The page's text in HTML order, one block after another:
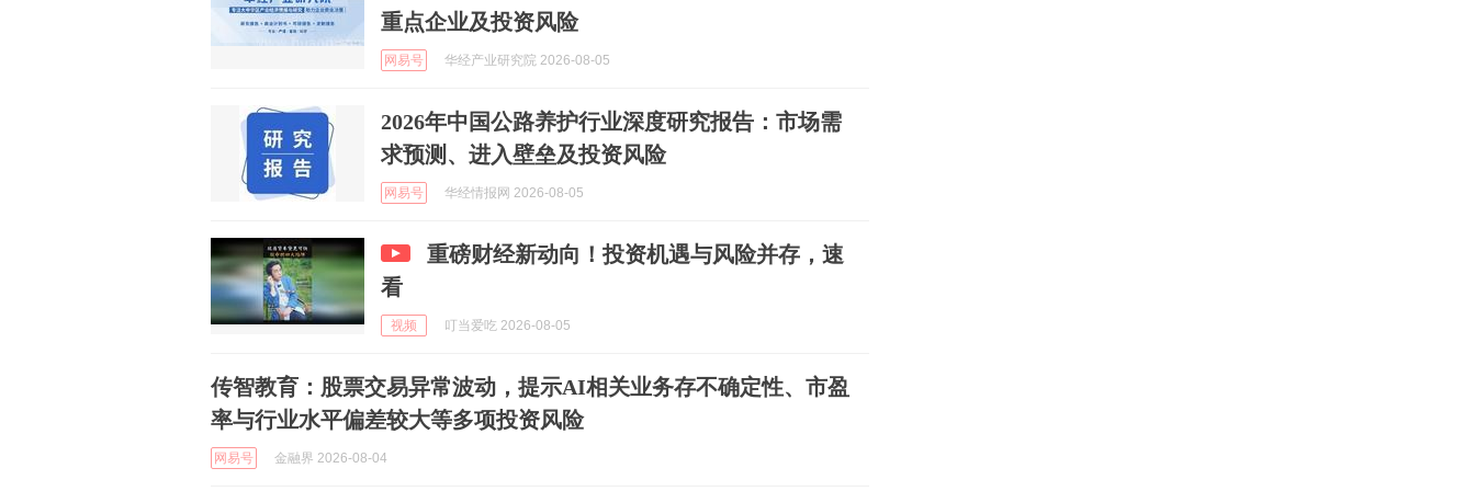
重点企业及投资风险
网易号 华经产业研究院 2026-08-05
2026年中国公路养护行业深度研究报告：市场需
求预测、进入壁垒及投资风险
网易号 华经情报网 2026-08-05
重磅财经新动向！投资机遇与风险并存，速
看
视频 叮当爱吃 2026-08-05
传智教育：股票交易异常波动，提示AI相关业务存不确定性、市盈
率与行业水平偏差较大等多项投资风险
网易号 金融界 2026-08-04